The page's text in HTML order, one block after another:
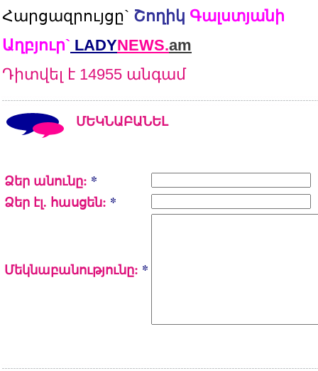
Հարցազրույցը` Շողիկ Գալստյանի
Աղբյուր` LADYNEWS.am
Դիտվել է 14955 անգամ
ՄԵԿՆԱԲԱՆԵԼ
Ձեր անունը: *
Ձեր էլ. հասցեն: *
Մեկնաբանությունը: *